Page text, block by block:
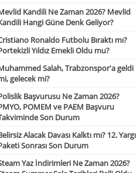
Kandili Ne Zaman 2026? Mevlid
Hangi Güne Denk Geliyor?
Ronaldo Futbolu Bıraktı mı?
Yıldız Emekli Oldu mu?
Salah, Trabzonspor'a geldi
gelecek mi?
Başvurusu Ne Zaman 2026?
POMEM ve PAEM Başvuru
Son Durum
Alacak Davası Kalktı mı? 12. Yargı
Sonrası Son Durum
Yaz İndirimleri Ne Zaman 2026?